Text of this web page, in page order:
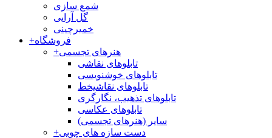
شمع سازی
گل آرایی
خمیرچینی
+فروشگاه
+هنرهای تجسمی
تابلوهای نقاشی
تابلوهای خوشنویسی
تابلوهای نقاشیخط
تابلوهای تذهیب، نگارگری
تابلوهای عکاسی
سایر (هنرهای تجسمی)
+دست سازه های چوبی